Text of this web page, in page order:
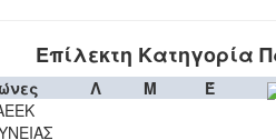
Επίλεκτη Κατηγορία
Λ Μ
Έ